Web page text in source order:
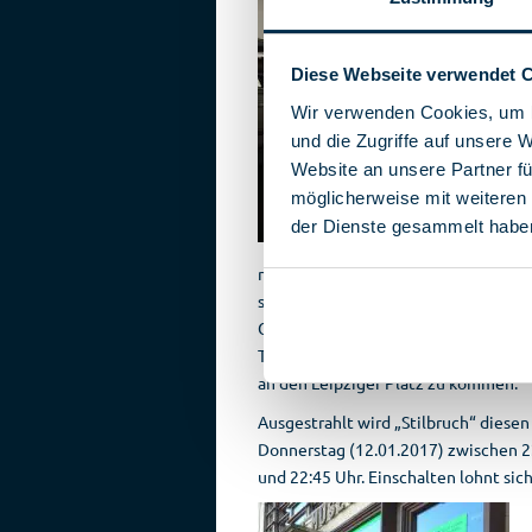
Diese Webseite verwendet
Wir verwenden Cookies,
und die Zugriffe auf unsere
Website an unsere Partner
möglicherweise mit
der Dienste gesammelt
nicht immer einfach, die
sehr tauchten die Beiden in die
Gespräch mit Museumsdirektor
Thomas Thieme und das Team des
an den Leipziger Platz zu kommen.
Ausgestrahlt wird „Stilbruch“ diesen
Donnerstag (12.01.2017) zwischen
und 22:45 Uhr. Einschalten lohnt